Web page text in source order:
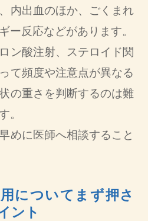
内出血のほか、ごくまれ
ー反応などがあります。
ン酸注射、ステロイド関
て頻度や注意点が異なる
の重さを判断するのは難
。
めに医師へ相談すること
についてまず押さ
ント